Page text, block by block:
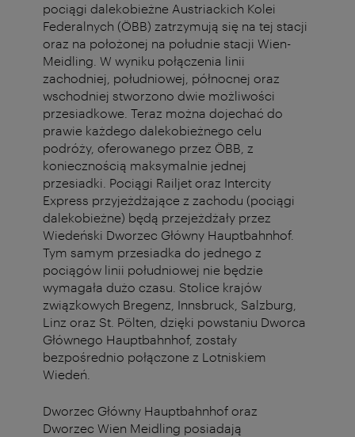
pociągi dalekobieżne Austriackich Kolei
Federalnych (ÖBB) zatrzymują się na tej stacji
oraz na położonej na południe stacji Wien-
Meidling. W wyniku połączenia linii
zachodniej, południowej, północnej oraz
wschodniej stworzono dwie możliwości
przesiadkowe. Teraz można dojechać do
prawie każdego dalekobieżnego celu
podróży, oferowanego przez ÖBB, z
koniecznością maksymalnie jednej
przesiadki. Pociągi Railjet oraz Intercity
Express przyjeżdżające z zachodu (pociągi
dalekobieżne) będą przejeżdżały przez
Wiedeński Dworzec Główny Hauptbahnhof.
Tym samym przesiadka do jednego z
pociągów linii południowej nie będzie
wymagała dużo czasu. Stolice krajów
związkowych Bregenz, Innsbruck, Salzburg,
Linz oraz St. Pölten, dzięki powstaniu Dworca
Głównego Hauptbahnhof, zostały
bezpośrednio połączone z Lotniskiem
Wiedeń.
Dworzec Główny Hauptbahnhof oraz
Dworzec Wien Meidling posiadają